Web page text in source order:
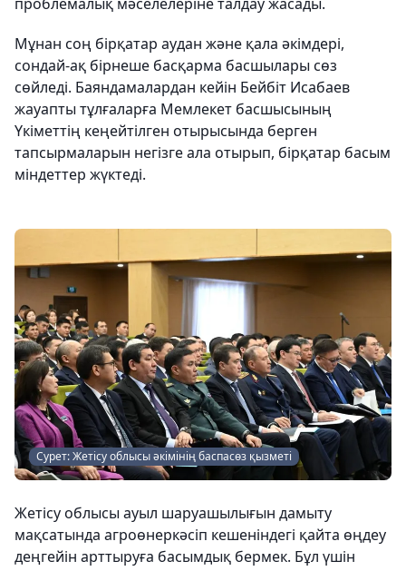
Мұнан соң бірқатар аудан және қала әкімдері,
сондай-ақ бірнеше басқарма басшылары сөз
сөйледі. Баяндамалардан кейін Бейбіт Исабаев
жауапты тұлғаларға Мемлекет басшысының
Үкіметтің кеңейтілген отырысында берген
тапсырмаларын негізге ала отырып, бірқатар басым
міндеттер жүктеді.
Сурет: Жетісу облысы әкімінің баспасөз қызметі
Жетісу облысы ауыл шаруашылығын дамыту
мақсатында агроөнеркәсіп кешеніндегі қайта өңдеу
деңгейін арттыруға басымдық бермек. Бұл үшін